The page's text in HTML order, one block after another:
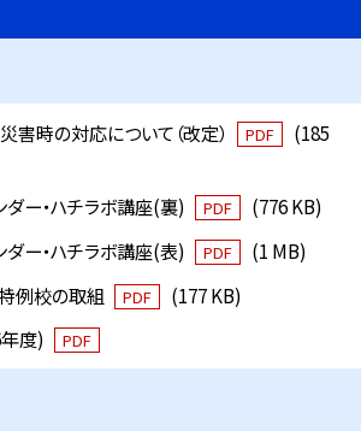
害時の対応について（改定） PDF
(185
ダー・ハチラボ講座(裏)
PDF
(776 KB)
ダー・ハチラボ講座(表)
PDF
(1 MB)
例校の取組
PDF
(177 KB)
度)
PDF